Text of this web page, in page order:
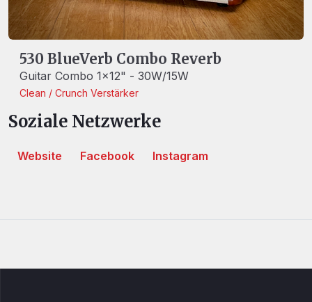
530 BlueVerb Combo Reverb
Guitar Combo 1x12" - 30W/15W
Clean / Crunch Verstärker
Soziale Netzwerke
Website Facebook Instagram